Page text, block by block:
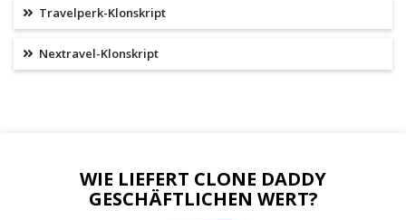
Travelperk-Klonskript
Nextravel-Klonskript
WIE LIEFERT CLONE DADDY
GESCHÄFTLICHEN WERT?